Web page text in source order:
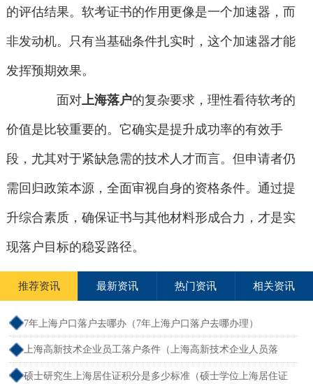
的评估结果。软考证书的作用更像是一个加速器，而
非发动机。只有当基础条件扎实时，这个加速器才能
发挥预期效果。
面对上海落户的复杂要求，理性看待软考的
价值是比较重要的。它确实是提升成功率的有效手
段，尤其对于紧缺急需的技术人才而言。但申请者仍
需回归政策本源，全面审视自身的资格条件。通过提
升综合素质，确保证书与其他材料形成合力，才是实
现落户目标的稳妥路径。
推荐资讯 最新资讯 热门资讯 相关资讯
7年上海户口落户去哪办（7年上海户口落户去哪办理）
上海高新技术企业员工落户条件（上海高新技术企业人员落
户）
硕士研究生上海居住证积分是多少标准（硕士学位上海居住证